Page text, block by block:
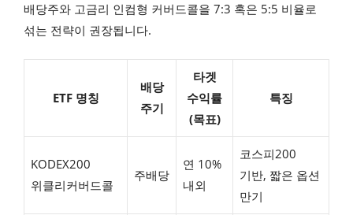
배당주와 고금리 인컴형 커버드콜을 7:3 혹은 5:5 비율로
섞는 전략이 권장됩니다.
ETF 명칭
배당
주기
타겟
수익률
(목표)
특징
KODEX200
위클리커버드콜
주배당
연 10%
내외
코스피200
기반, 짧은 옵션
만기